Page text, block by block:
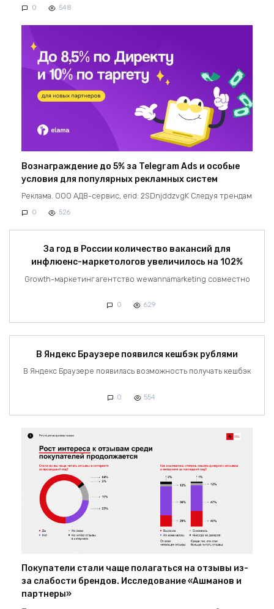
0 548
Вознаграждение до 5% за Telegram Ads и особые
условия для популярных рекламных систем
Реклама. ООО АДВ-сервис, erid: 2SDnjddzvgK Следуя трендам
0 526
За год в России количество вакансий для
инфлюенс-маркетологов увеличилось на 102%
Growth-маркетинг агентство wewannamarketing совместно
0 629
В Яндекс Браузере появился кешбэк рублями
В Яндекс Браузере появилась возможность получать кешбэк
0 554
Покупатели стали чаще полагаться на отзывы из-
за слабости брендов. Исследование «Ашманов и
партнеры»